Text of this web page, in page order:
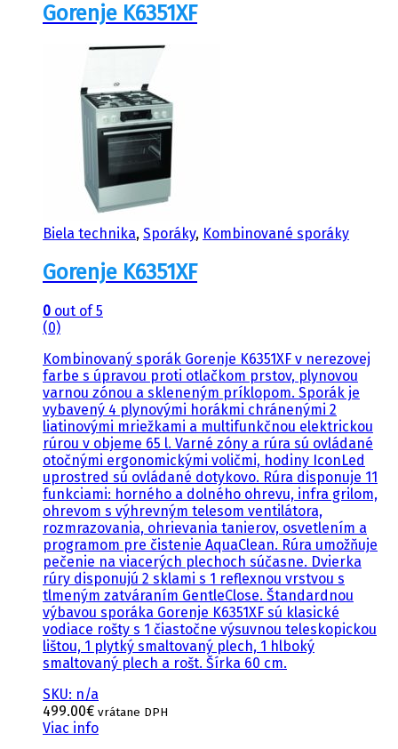
Gorenje K6351XF
Biela technika, Sporáky, Kombinované sporáky
Gorenje K6351XF
0 out of 5
(0)
Kombinovaný sporák Gorenje K6351XF v nerezovej
farbe s úpravou proti otlačkom prstov, plynovou
varnou zónou a skleneným príklopom. Sporák je
vybavený 4 plynovými horákmi chránenými 2
liatinovými mriežkami a multifunkčnou elektrickou
rúrou v objeme 65 l. Varné zóny a rúra sú ovládané
otočnými ergonomickými voličmi, hodiny IconLed
uprostred sú ovládané dotykovo. Rúra disponuje 11
funkciami: horného a dolného ohrevu, infra grilom,
ohrevom s výhrevným telesom ventilátora,
rozmrazovania, ohrievania tanierov, osvetlením a
programom pre čistenie AquaClean. Rúra umožňuje
pečenie na viacerých plechoch súčasne. Dvierka
rúry disponujú 2 sklami s 1 reflexnou vrstvou s
tlmeným zatváraním GentleClose. Štandardnou
výbavou sporáka Gorenje K6351XF sú klasické
vodiace rošty s 1 čiastočne výsuvnou teleskopickou
lištou, 1 plytký smaltovaný plech, 1 hlboký
smaltovaný plech a rošt. Šírka 60 cm.
SKU: n/a
499.00€ vrátane DPH
Viac info